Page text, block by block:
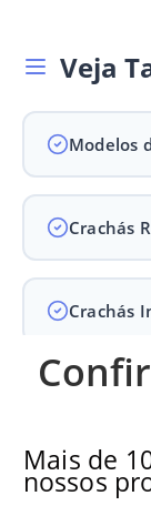
Veja
Modelos
Crachás
Crachás
Crachás
Crachás
Mais de
nossos